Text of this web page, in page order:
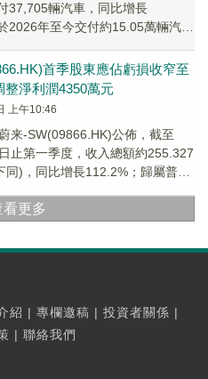
37,705輛汽車，同比增長
2026年至今交付約15.05萬輛汽
首季股東應佔虧損收窄至
整淨利潤4350萬元
上午10:46
来-SW(09866.HK)公佈，截至
止第一季度，收入總額約255.327
)，同比增長112.2%；歸屬普通
看更多
紹 | 專欄邀稿 | 投資者關係 |
| 聯絡我們